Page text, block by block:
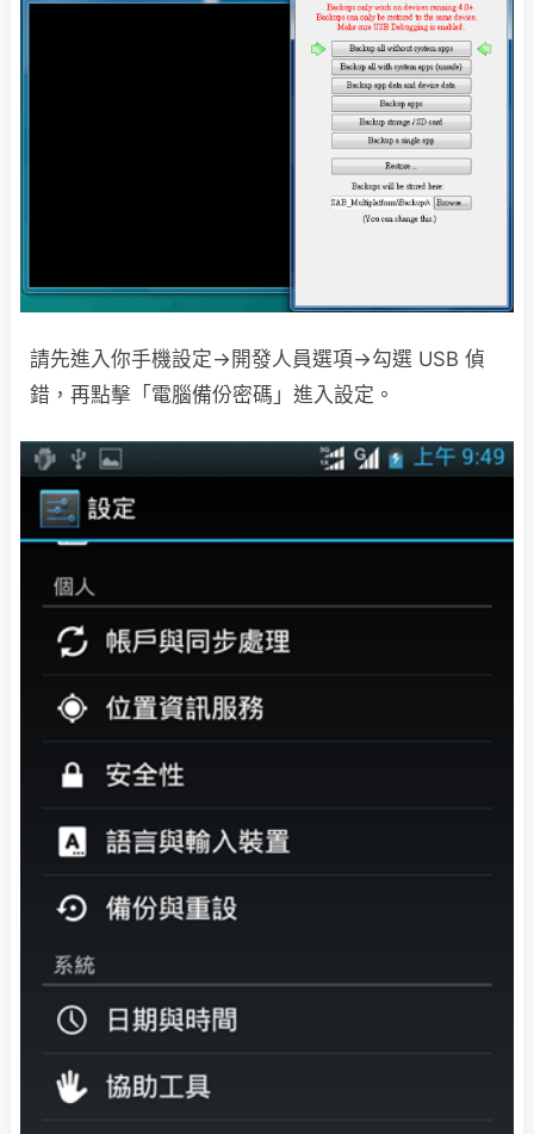
請先進入你手機設定→開發人員選項→勾選 USB 偵
錯，再點擊「電腦備份密碼」進入設定。